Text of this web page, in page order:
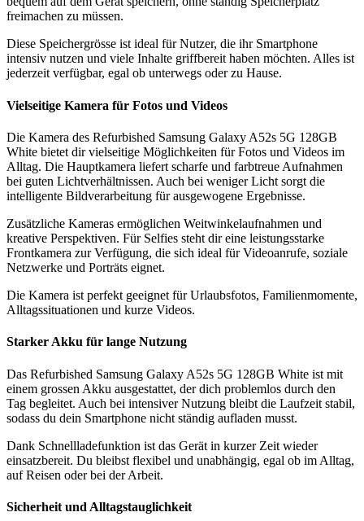
freimachen zu müssen.
Diese Speichergrösse ist ideal für Nutzer, die ihr Smartphone
intensiv nutzen und viele Inhalte griffbereit haben möchten. Alles ist
jederzeit verfügbar, egal ob unterwegs oder zu Hause.
Vielseitige Kamera für Fotos und Videos
Die Kamera des Refurbished Samsung Galaxy A52s 5G 128GB
White bietet dir vielseitige Möglichkeiten für Fotos und Videos im
Alltag. Die Hauptkamera liefert scharfe und farbtreue Aufnahmen
bei guten Lichtverhältnissen. Auch bei weniger Licht sorgt die
intelligente Bildverarbeitung für ausgewogene Ergebnisse.
Zusätzliche Kameras ermöglichen Weitwinkelaufnahmen und
kreative Perspektiven. Für Selfies steht dir eine leistungsstarke
Frontkamera zur Verfügung, die sich ideal für Videoanrufe, soziale
Netzwerke und Porträts eignet.
Die Kamera ist perfekt geeignet für Urlaubsfotos, Familienmomente,
Alltagssituationen und kurze Videos.
Starker Akku für lange Nutzung
Das Refurbished Samsung Galaxy A52s 5G 128GB White ist mit
einem grossen Akku ausgestattet, der dich problemlos durch den
Tag begleitet. Auch bei intensiver Nutzung bleibt die Laufzeit stabil,
sodass du dein Smartphone nicht ständig aufladen musst.
Dank Schnellladefunktion ist das Gerät in kurzer Zeit wieder
einsatzbereit. Du bleibst flexibel und unabhängig, egal ob im Alltag,
auf Reisen oder bei der Arbeit.
Sicherheit und Alltagstauglichkeit